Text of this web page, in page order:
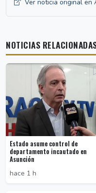
Ver noticia original en
NOTICIAS
Estado asume control de
departamento incautado en
Asunción
hace 1 h